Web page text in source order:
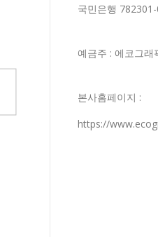
국민은행
예금주 : 에코그래
본사홈페이지 :
https://